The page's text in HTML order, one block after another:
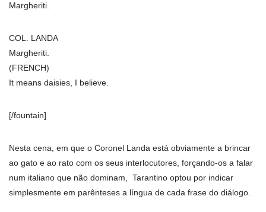
Margheriti.
COL. LANDA
Margheriti.
(FRENCH)
It means daisies, I believe.
[/fountain]
Nesta cena, em que o Coronel Landa está obviamente a brincar
ao gato e ao rato com os seus interlocutores, forçando-os a falar
num italiano que não dominam, Tarantino optou por indicar
simplesmente em parênteses a língua de cada frase do diálogo.